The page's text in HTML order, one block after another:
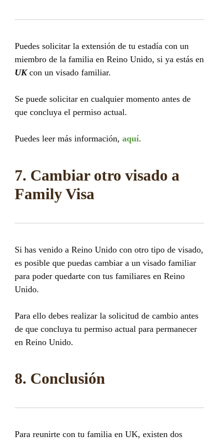
Puedes solicitar la extensión de tu estadía con un
miembro de la familia en Reino Unido, si ya estás en
UKcon un visado familiar.
Se puede solicitar en cualquier momento antes de
que concluya el permiso actual.
Puedes leer más información, aquí.
7. Cambiar otro visado a
Family Visa
Si has venido a Reino Unido con otro tipo de visado,
es posible que puedas cambiar a un visado familiar
para poder quedarte con tus familiares en Reino
Unido.
Para ello debes realizar la solicitud de cambio antes
de que concluya tu permiso actual para permanecer
en Reino Unido.
8. Conclusión
Para reunirte con tu familia en UK, existen dos